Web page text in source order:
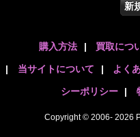
新
購入方法 | 買取につ
| 当サイトについて | よく
シーポリシー |
Copyright © 2006- 2026